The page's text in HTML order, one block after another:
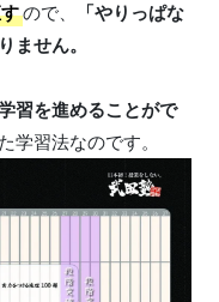
ので、
「やりっぱな
ません。
習を進めることがで
学習法なのです。